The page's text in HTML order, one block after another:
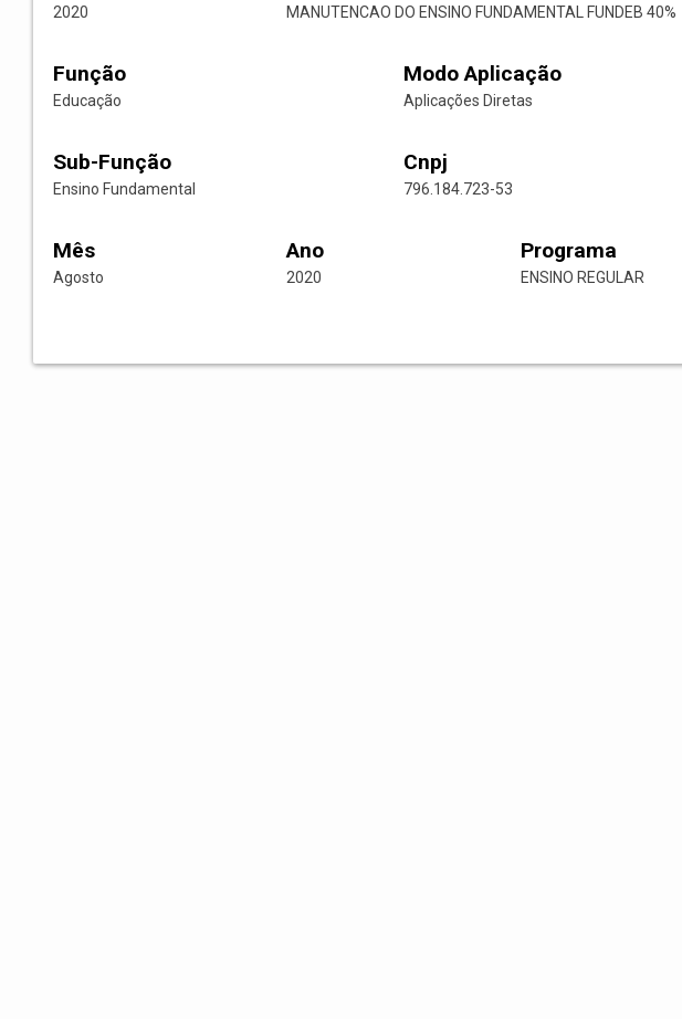
2020 MANUTENCAO DO ENSINO FUNDAMENTAL FUNDEB 40%
Função
Educação
Modo Aplicação
Aplicações Diretas
Sub-Função
Ensino Fundamental
Cnpj
796.184.723-53
Mês
Agosto
Ano
2020
Programa
ENSINO REGULAR